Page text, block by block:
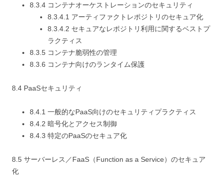
8.3.4 コンテナオーケストレーションのセキュリティ
8.3.4.1 アーティファクトレポジトリのセキュア化
8.3.4.2 セキュアなレポジトリ利用に関するベストプ
ラクティス
8.3.5 コンテナ脆弱性の管理
8.3.6 コンテナ向けのランタイム保護
8.4 PaaSセキュリティ
8.4.1 一般的なPaaS向けのセキュリティプラクティス
8.4.2 暗号化とアクセス制御
8.4.3 特定のPaaSのセキュア化
8.5 サーバーレス／FaaS（Function as a Service）のセキュア
化